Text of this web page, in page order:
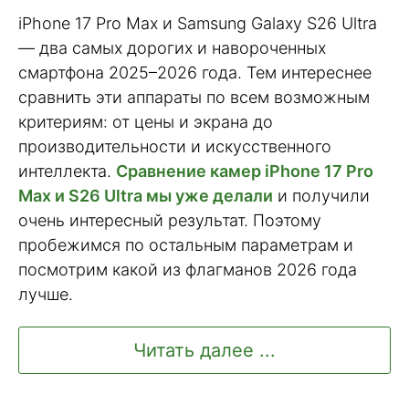
iPhone 17 Pro Max и Samsung Galaxy S26 Ultra
— два самых дорогих и навороченных
смартфона 2025–2026 года. Тем интереснее
сравнить эти аппараты по всем возможным
критериям: от цены и экрана до
производительности и искусственного
интеллекта. Сравнение камер iPhone 17 Pro
Max и S26 Ultra мы уже делали и получили
очень интересный результат. Поэтому
пробежимся по остальным параметрам и
посмотрим какой из флагманов 2026 года
лучше.
Читать далее ...